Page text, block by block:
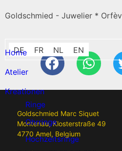
Goldschmied - Juwelier *
DE FR NL EN
Home
Atelier
Kreationen
Ringe
Ohrringe
Hochzeitsringe
Goldschmied Marc Siquet
Montenau, Klosterstraße 49
4770 Amel, Belgium